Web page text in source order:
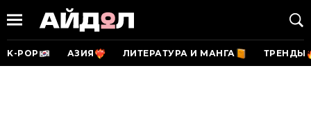
K-POP АЗИЯ ЛИТЕРАТУРА И МАНГА ТРЕНДЫ